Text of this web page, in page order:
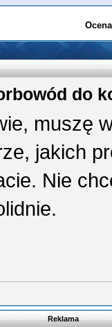
do
muszę
jakich
Nie
Reklama